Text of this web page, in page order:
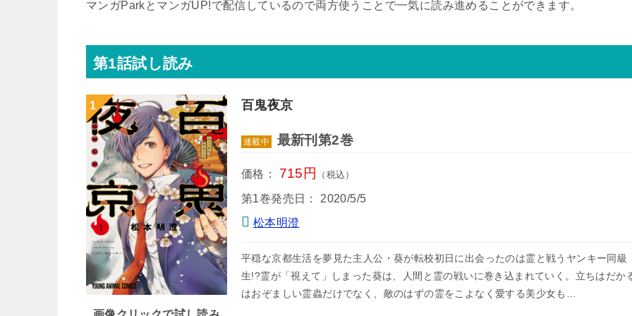
マンガParkとマンガUP!で配信しているので両方使うことで一気に読み進めることができます。
第1話試し読み
百鬼夜京
連載中 最新刊第2巻
価格： 715円 （税込）
第1巻発売日：
2020/5/5
松本明澄
平穏な京都生活を夢見た主人公・葵が転校初日に出会ったのは霊と戦うヤンキー同級
生!?霊が「視えて」しまった葵は、人間と霊の戦いに巻き込まれていく。立ちはだか
はおぞましい霊蟲だけでなく、敵のはずの霊をこよなく愛する美少女も…